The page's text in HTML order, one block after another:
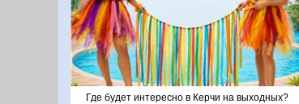
Где будет интересно в Керчи на выходных?